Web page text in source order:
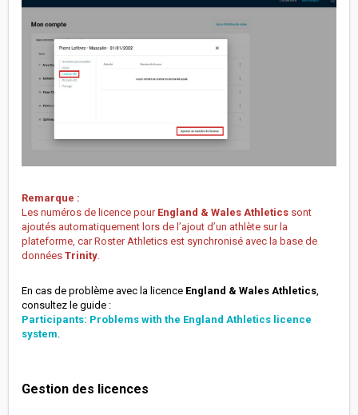
Remarque :
Les numéros de licence pour England & Wales Athletics sont
ajoutés automatiquement lors de l’ajout d’un athlète sur la
plateforme, car Roster Athletics est synchronisé avec la base de
données Trinity
En cas de problème avec la licence England & Wales Athletics
consultez le guide :
Participants: Problems with the England Athletics licence
system
Gestion des licences